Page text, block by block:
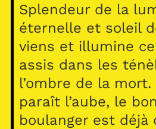
Splendeur de la
éternelle et soleil
viens et illumine
assis dans les
l’ombre de la mort.
paraît l’aube, le
boulanger est